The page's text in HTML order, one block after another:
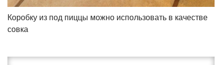
Коробку из под пиццы можно использовать в качестве
совка